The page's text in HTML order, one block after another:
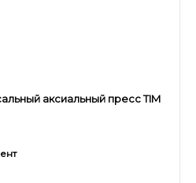
аксиальный пресс TIM